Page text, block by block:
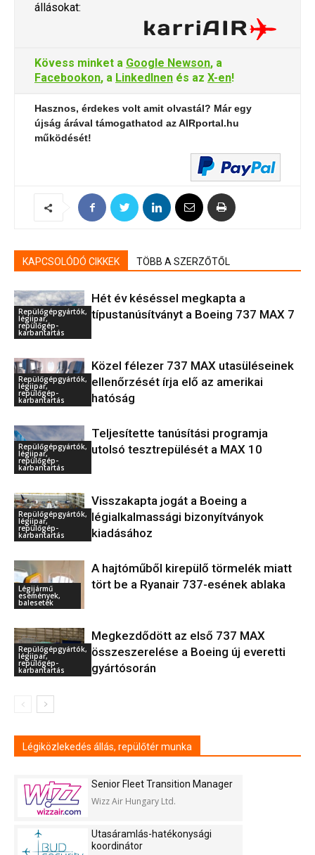
állásokat:
Kövess minket a Google Newson, a
Facebookon, a LinkedInen és az X-en!
Hasznos, érdekes volt amit olvastál? Már egy
újság árával támogathatod az AIRportal.hu
működését!
KAPCSOLÓDÓ CIKKEK TÖBB A SZERZŐTŐL
Repülőgépgyártók,
légiipar,
repülőgép-
karbantartás
Hét év késéssel megkapta a
típustanúsítványt a Boeing 737 MAX 7
Repülőgépgyártók,
légiipar,
repülőgép-
karbantartás
Közel félezer 737 MAX utasüléseinek
ellenőrzését írja elő az amerikai
hatóság
Repülőgépgyártók,
légiipar,
repülőgép-
karbantartás
Teljesítette tanúsítási programja
utolsó tesztrepülését a MAX 10
Repülőgépgyártók,
légiipar,
repülőgép-
karbantartás
Visszakapta jogát a Boeing a
légialkalmassági bizonyítványok
kiadásához
Légijármű
események,
balesetek
A hajtóműből kirepülő törmelék miatt
tört be a Ryanair 737-esének ablaka
Repülőgépgyártók,
légiipar,
repülőgép-
karbantartás
Megkezdődött az első 737 MAX
összeszerelése a Boeing új everetti
gyártósorán
Légiközlekedés állás, repülőtér munka
Senior Fleet Transition Manager
Wizz Air Hungary Ltd.
Utasáramlás-hatékonysági
koordinátor